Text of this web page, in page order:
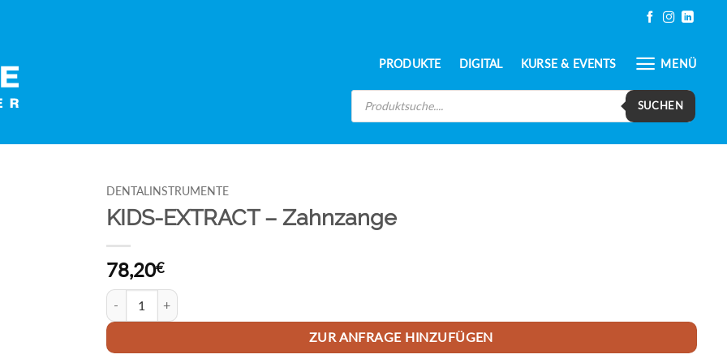
PRODUKTE DIGITAL KURSE & EVENTS MENÜ
Products
search
SUCHEN
DENTALINSTRUMENTE
KIDS-EXTRACT – Zahnzange
78,20€
KIDS-EXTRACT - Zahnzange Menge
ZUR ANFRAGE HINZUFÜGEN